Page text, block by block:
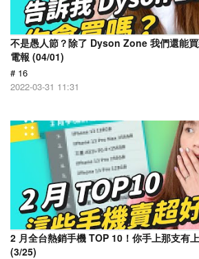
不是愚人節？除了 Dyson Zone 我們還能
電報 (04/01)
# 16
2022-03-31 11:31
2 月全台熱銷手機 TOP 10！你手上那支有
(3/25)